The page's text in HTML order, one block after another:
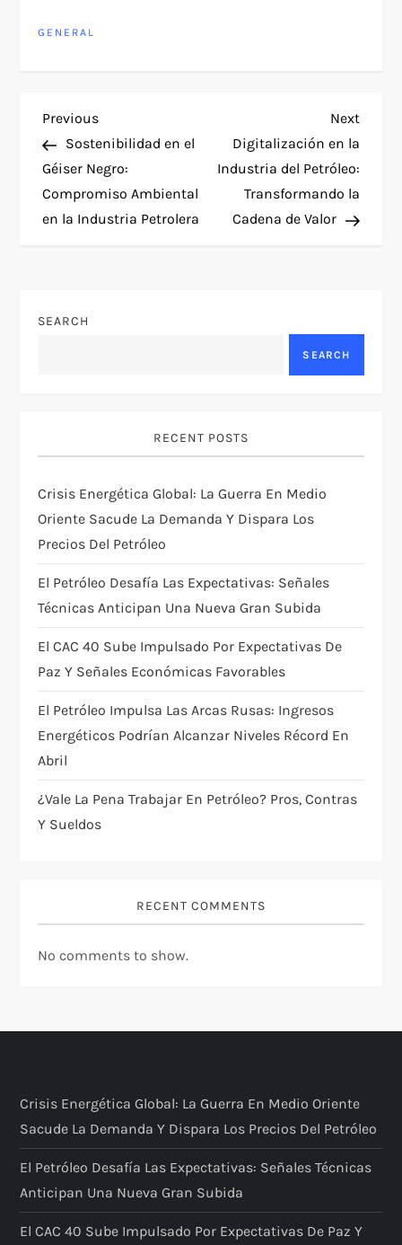
GENERAL
P
o
s
a
g
a
t
i
o
n
Previous
Post
Previous
Sostenibilidad en el
Géiser Negro:
Compromiso Ambiental
en la Industria Petrolera
Next
Post
Next
Digitalización en la
Industria del Petróleo:
Transformando la
Cadena de Valor
SEARCH
SEARCH
RECENT POSTS
Crisis Energética Global: La Guerra En Medio
Oriente Sacude La Demanda Y Dispara Los
Precios Del Petróleo
El Petróleo Desafía Las Expectativas: Señales
Técnicas Anticipan Una Nueva Gran Subida
El CAC 40 Sube Impulsado Por Expectativas De
Paz Y Señales Económicas Favorables
El Petróleo Impulsa Las Arcas Rusas: Ingresos
Energéticos Podrían Alcanzar Niveles Récord En
Abril
¿Vale La Pena Trabajar En Petróleo? Pros, Contras
Y Sueldos
RECENT COMMENTS
No comments to show.
Crisis Energética Global: La Guerra En Medio Oriente
Sacude La Demanda Y Dispara Los Precios Del Petróleo
El Petróleo Desafía Las Expectativas: Señales Técnicas
Anticipan Una Nueva Gran Subida
El CAC 40 Sube Impulsado Por Expectativas De Paz Y